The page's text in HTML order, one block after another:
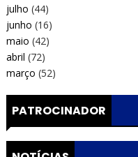
julho (44)
junho (16)
maio (42)
abril (72)
março (52)
PATROCINADOR